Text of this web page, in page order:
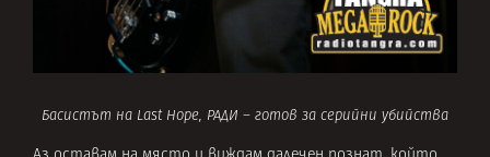
Басистът на Last Hope, РАДИ – готов за серийни убийства